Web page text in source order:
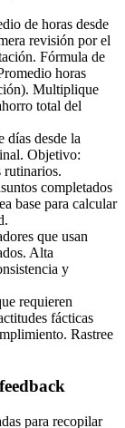
de horas desde
revisión por el
Fórmula de
horas
Multiplique
total del
días desde la
Objetivo:
rutinarios.
completados
base para calcular
que usan
Alta
y
requieren
fácticas
Rastree
para recopilar